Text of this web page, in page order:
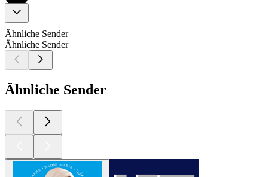
Ähnliche Sender
Ähnliche Sender
Ähnliche Sender